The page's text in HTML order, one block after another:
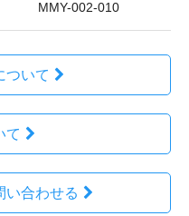
MMY-002-010
ついて
て
い合わせる